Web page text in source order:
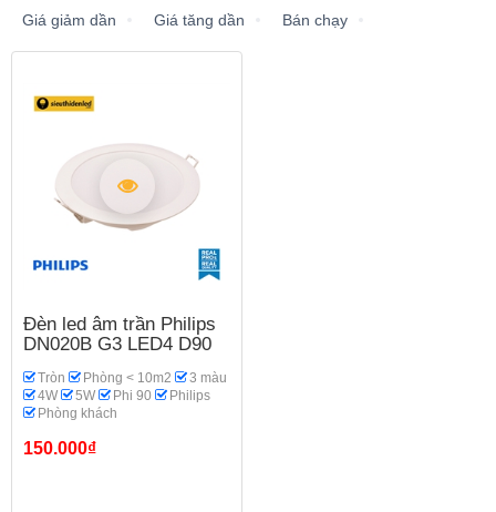
Giá giảm dần Giá tăng dần Bán chạy
Đèn led âm trần Philips
DN020B G3 LED4 D90
Tròn Phòng < 10m2
3 màu
4W
5W Phi 90
Philips
Phòng khách
150.000₫